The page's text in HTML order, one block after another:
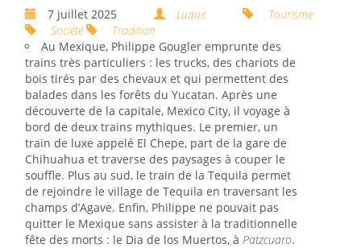
7 juillet 2025 Luque
Tourisme
Société
Tradition
Au Mexique, Philippe Gougler emprunte des
trains très particuliers : les trucks, des chariots de
bois tirés par des chevaux et qui permettent des
balades dans les forêts du Yucatan. Après une
découverte de la capitale, Mexico City, il voyage à
bord de deux trains mythiques. Le premier, un
train de luxe appelé El Chepe, part de la gare de
Chihuahua et traverse des paysages à couper le
souffle. Plus au sud, le train de la Tequila permet
de rejoindre le village de Tequila en traversant les
champs d’Agave. Enfin, Philippe ne pouvait pas
quitter le Mexique sans assister à la traditionnelle
fête des morts : le Dia de los Muertos, à Patzcuaro.